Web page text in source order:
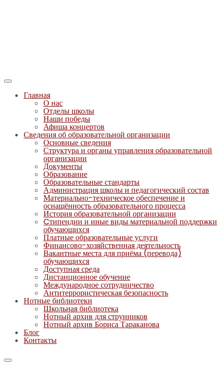
Главная
О нас
Отделы школы
Наши победы
Афиша концертов
Сведения об образовательной организации
Основные сведения
Структура и органы управления образовательной
организации
Документы
Образование
Образовательные стандарты
Администрация школы и педагогический состав
Материально-техническое обеспечение и
оснащённость образовательного процесса
История образовательной организации
Cтипендии и иные виды материальной поддержки
обучающихся
Платные образовательные услуги
Финансово-хозяйственная деятельность
Вакантные места для приёма (перевода)
обучающихся
Доступная среда
Дистанционное обучение
Международное сотрудничество
Антитеррористическая безопасность
Нотные библиотеки
Школьная библиотека
Нотный архив для струнников
Нотный архив Бориса Тараканова
Блог
Контакты